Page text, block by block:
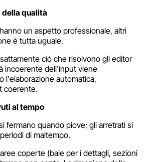
qualità
un aspetto professionale, altri
è tutta uguale.
ciò che risolvono gli editor
incoerente dell'input viene
l'elaborazione automatica,
coerente.
al tempo
fermano quando piove; gli arretrati si
di maltempo.
coperte (baie per i dettagli, sezioni